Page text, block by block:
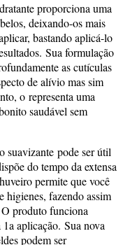
proporciona uma
deixando-os mais
bastando aplicá-lo
Sua formulação
as cutículas
de alívio mas sim
o representa uma
saudável sem
suavizante pode ser útil
do tempo da extensa
permite que você
higienes, fazendo assim
O produto funciona
aplicação. Sua nova
podem ser